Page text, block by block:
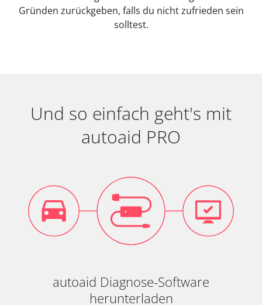
Gründen zurückgeben, falls du nicht zufrieden sein
solltest.
Und so einfach geht's mit
autoaid PRO
autoaid Diagnose-Software
herunterladen